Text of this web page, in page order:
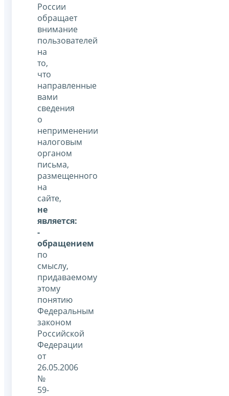
России
обращает
внимание
пользователей
на
то,
что
направленные
вами
сведения
о
неприменении
налоговым
органом
письма,
размещенного
на
сайте,
не
является:
-
обращением
по
смыслу,
придаваемому
этому
понятию
Федеральным
законом
Российской
Федерации
от
26.05.2006
№
59-